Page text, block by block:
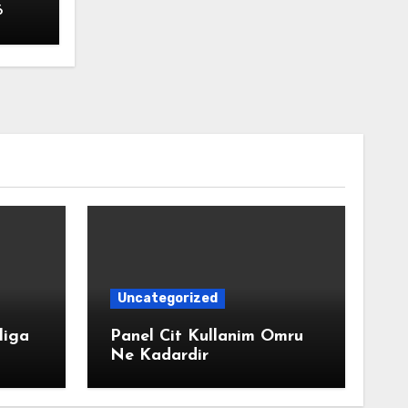
Uncategorized
Panel Cit Kullanim Omru
Ne Kadardir